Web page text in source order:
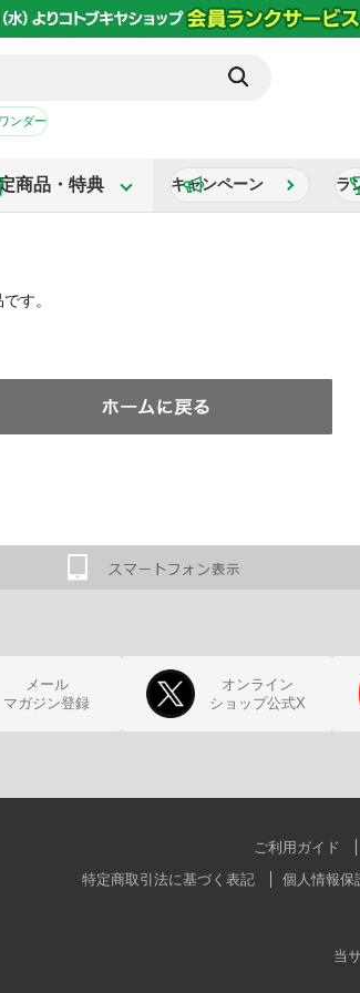
ンダー
商品・特典 キャンペーン ラ
す。
メール
マガジン登録
オンライン
ショップ公式X
ご利用ガイド
特定商取引法に基づく表記
個人情報保
当